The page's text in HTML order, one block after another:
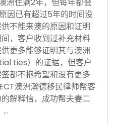
洲住满2年，但每年都会
因已有超过5年的时间没
不能来澳的原因和证明
，客户收到过补充材料
更多能够证明其与澳洲
ties）的证据，但客户
都不抱希望和没有更多
澳洲瀚德移民律师帮客
解释信，成功帮夫妻二
…